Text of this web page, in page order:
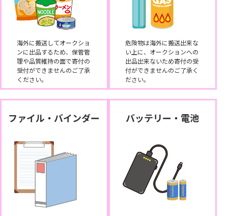
海外に搬送してオークショ
ンに出品するため、保管管
理や品質維持の面で寄付の
受付ができませんのご了承
ください。
危険物は海外に搬送出来な
い上に、オークションへの
出品出来ないため寄付の受
付ができませんのご了承く
ださい。
ファイル・バインダー バッテリー・電池